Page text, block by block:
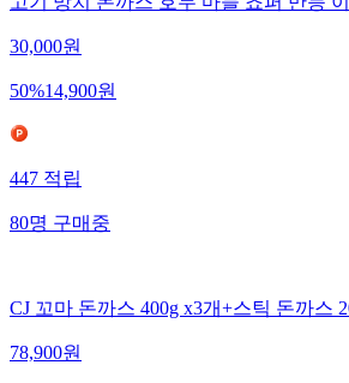
30,000원
50%14,900원
447 적립
80명 구매중
CJ 꼬마 돈까스 400g x3개+스틱 돈까스
78,900원